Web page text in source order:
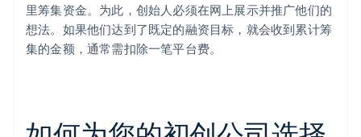
里筹集资金。为此，创始人必须在网上展示并推广他们的
想法。如果他们达到了既定的融资目标，就会收到累计筹
集的金额，通常需扣除一笔平台费。